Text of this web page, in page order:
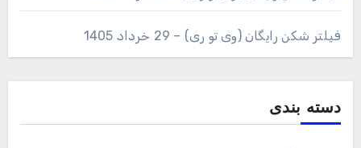
فیلتر شکن رایگان (وی تو ری) – 29 خرداد 1405
دسته بندی